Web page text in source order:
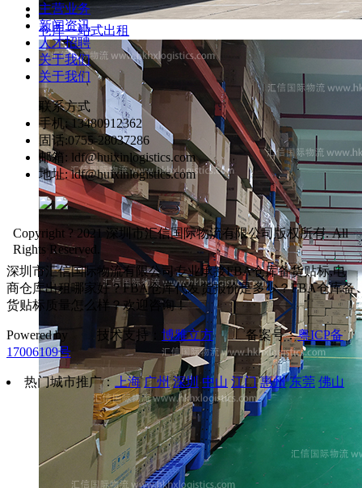
仓库一站式出租
主营业务
新闻资讯
人才招聘
关于我们
关于我们
联系方式
手机: 13480912362
固话:0755-28037286
邮箱: ldf@huixinlogistics.com
地址: ldf@huixinlogistics.com
Copyright ? 2021 深圳市汇信国际物流有限公司版权所有. All
Rights Reserved.
深圳市汇信国际物流有限公司专业承接FBA仓库备货贴标,电
商仓库出租哪家好？FBA仓库代发货报价是多少？FBA仓库备
货贴标质量怎么样？欢迎咨询！
Powered by 技术支持： 博雅立方备案号：粤ICP备
17006109号
热门城市推广： 上海 广州 深圳 中山 江门 惠州 东莞 佛山